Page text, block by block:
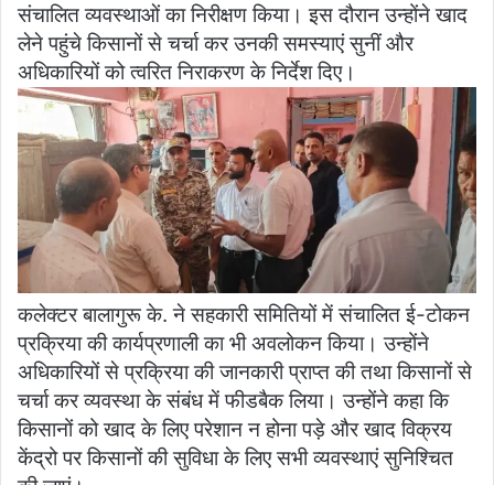
संचालित व्यवस्थाओं का निरीक्षण किया। इस दौरान उन्होंने खाद
लेने पहुंचे किसानों से चर्चा कर उनकी समस्याएं सुनीं और
अधिकारियों को त्वरित निराकरण के निर्देश दिए।
कलेक्टर बालागुरू के. ने सहकारी समितियों में संचालित ई-टोकन
प्रक्रिया की कार्यप्रणाली का भी अवलोकन किया। उन्होंने
अधिकारियों से प्रक्रिया की जानकारी प्राप्त की तथा किसानों से
चर्चा कर व्यवस्था के संबंध में फीडबैक लिया। उन्होंने कहा कि
किसानों को खाद के लिए परेशान न होना पड़े और खाद विक्रय
केंद्रो पर किसानों की सुविधा के लिए सभी व्यवस्थाएं सुनिश्चित